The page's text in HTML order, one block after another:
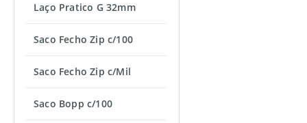
Laço Pratico G 32mm
Saco Fecho Zip c/100
Saco Fecho Zip c/Mil
Saco Bopp c/100